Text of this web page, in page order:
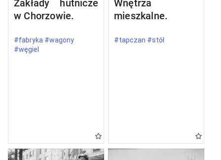
Zakłady hutnicze
w Chorzowie.
#fabryka #wagony
#węgiel
Wnętrza
mieszkalne.
#tapczan #stół